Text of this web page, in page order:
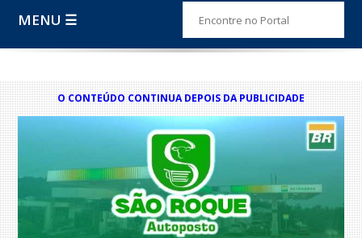
MENU ☰
O CONTEÚDO CONTINUA DEPOIS DA PUBLICIDADE